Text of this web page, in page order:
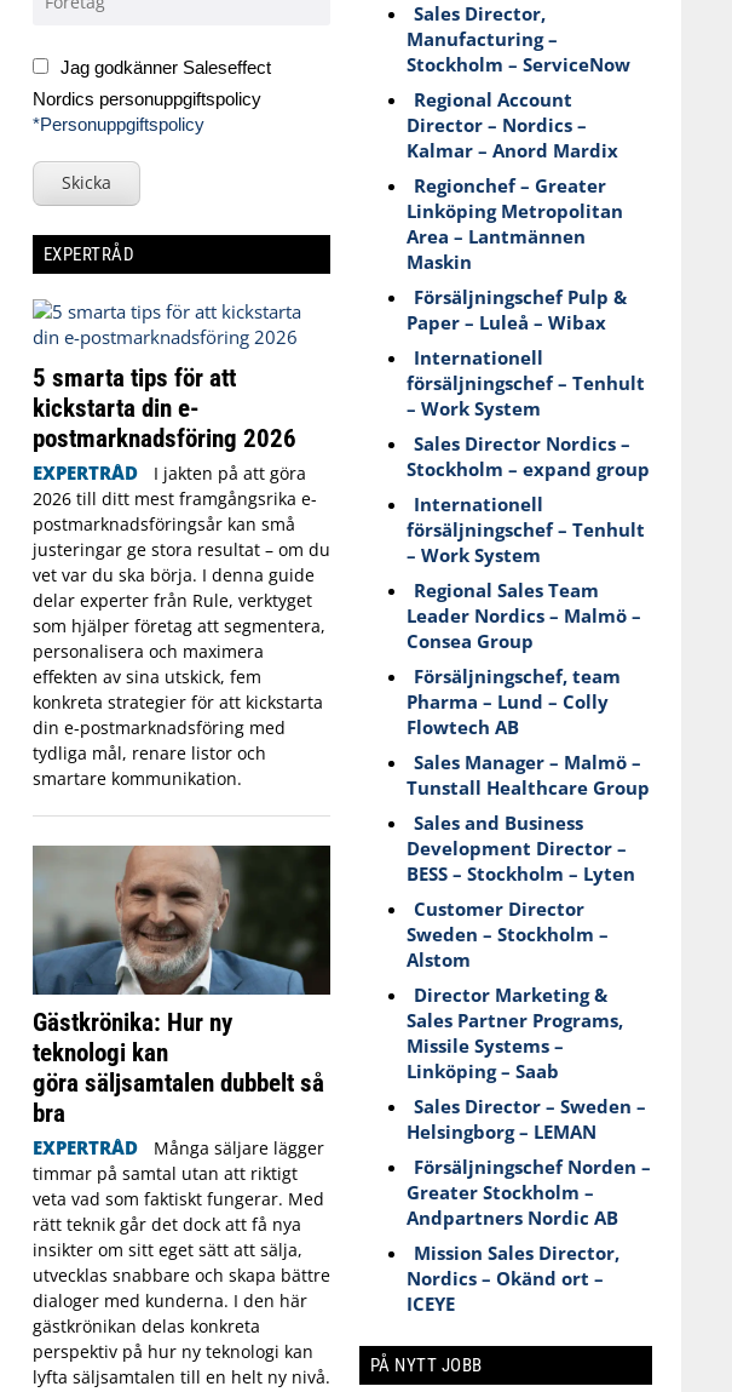
Jag godkänner Saleseffect
Nordics personuppgiftspolicy
*Personuppgiftspolicy
Skicka
EXPERTRÅD
5 smarta tips för att
kickstarta din e-
postmarknadsföring 2026
EXPERTRÅD
I jakten på att göra
2026 till ditt mest framgångsrika e-
postmarknadsföringsår kan små
justeringar ge stora resultat – om du
vet var du ska börja. I denna guide
delar experter från Rule, verktyget
som hjälper företag att segmentera,
personalisera och maximera
effekten av sina utskick, fem
konkreta strategier för att kickstarta
din e-postmarknadsföring med
tydliga mål, renare listor och
smartare kommunikation.
Gästkrönika: Hur ny
teknologi kan
göra säljsamtalen dubbelt så
bra
EXPERTRÅD
Många säljare lägger
timmar på samtal utan att riktigt
veta vad som faktiskt fungerar. Med
rätt teknik går det dock att få nya
insikter om sitt eget sätt att sälja,
utvecklas snabbare och skapa bättre
dialoger med kunderna. I den här
gästkrönikan delas konkreta
perspektiv på hur ny teknologi kan
lyfta säljsamtalen till en helt ny nivå.
Sales Director,
Manufacturing –
Stockholm – ServiceNow
Regional Account
Director – Nordics –
Kalmar – Anord Mardix
Regionchef – Greater
Linköping Metropolitan
Area – Lantmännen
Maskin
Försäljningschef Pulp &
Paper – Luleå – Wibax
Internationell
försäljningschef – Tenhult
– Work System
Sales Director Nordics –
Stockholm – expand group
Internationell
försäljningschef – Tenhult
– Work System
Regional Sales Team
Leader Nordics – Malmö –
Consea Group
Försäljningschef, team
Pharma – Lund – Colly
Flowtech AB
Sales Manager – Malmö –
Tunstall Healthcare Group
Sales and Business
Development Director –
BESS – Stockholm – Lyten
Customer Director
Sweden – Stockholm –
Alstom
Director Marketing &
Sales Partner Programs,
Missile Systems –
Linköping – Saab
Sales Director – Sweden –
Helsingborg – LEMAN
Försäljningschef Norden –
Greater Stockholm –
Andpartners Nordic AB
Mission Sales Director,
Nordics – Okänd ort –
ICEYE
PÅ NYTT JOBB